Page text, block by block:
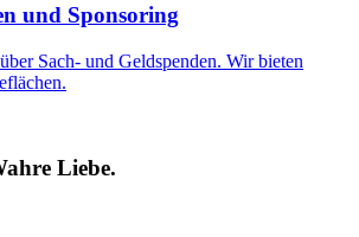
und Sponsoring
Sach- und Geldspenden. Wir bieten
Liebe.